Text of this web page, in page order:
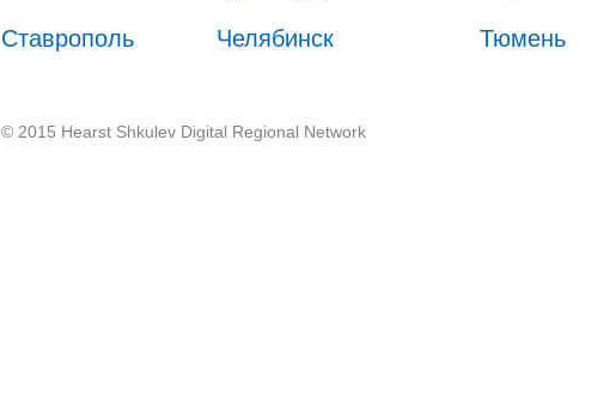
Ставрополь Челябинск Тюмень
© 2015 Hearst Shkulev Digital Regional Network